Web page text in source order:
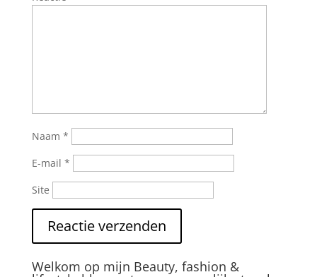
Naam *
E-mail *
Site
Welkom op mijn Beauty, fashion &